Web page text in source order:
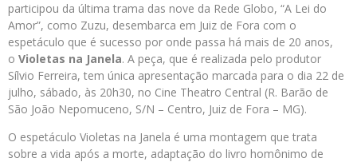
participou da última trama das nove da Rede Globo, “A Lei do
Amor”, como Zuzu, desembarca em Juiz de Fora com o
espetáculo que é sucesso por onde passa há mais de 20 anos,
o Violetas na Janela. A peça, que é realizada pelo produtor
Sílvio Ferreira, tem única apresentação marcada para o dia 22 de
julho, sábado, às 20h30, no Cine Theatro Central (R. Barão de
São João Nepomuceno, S/N – Centro, Juiz de Fora – MG).
O espetáculo Violetas na Janela é uma montagem que trata
sobre a vida após a morte, adaptação do livro homônimo de